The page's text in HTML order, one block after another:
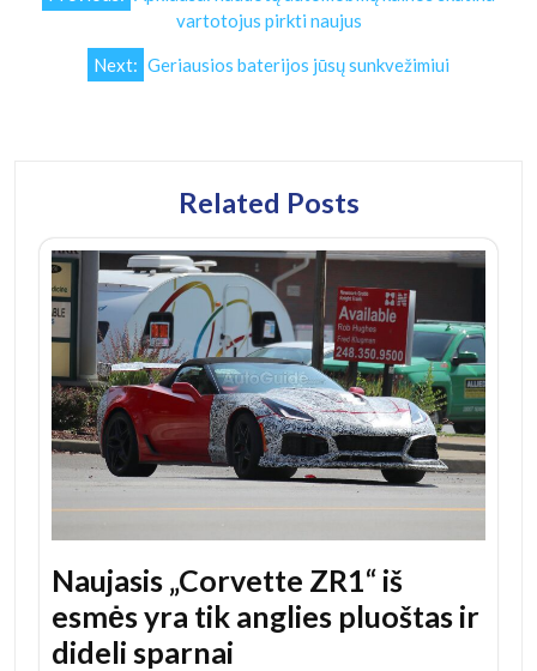
tarp
vartotojus pirkti naujus
Next: Geriausios baterijos jūsų sunkvežimiui
Related Posts
Naujasis „Corvette ZR1“ iš
esmės yra tik anglies pluoštas ir
dideli sparnai